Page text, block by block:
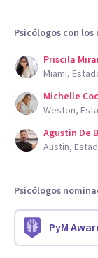
Psicólogos con
Priscila
Miami,
Michelle
Weston,
Agustin De
Austin,
Psicólogos
PyM